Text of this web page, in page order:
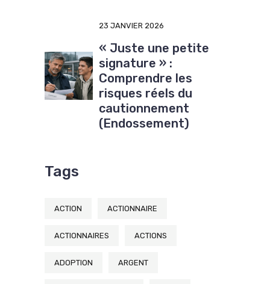
23 JANVIER 2026
« Juste une petite
signature » :
Comprendre les
risques réels du
cautionnement
(Endossement)
Tags
ACTION ACTIONNAIRE
ACTIONNAIRES ACTIONS
ADOPTION ARGENT